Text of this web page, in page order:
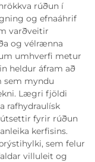
rúðun í
og efnaáhrif
varðveitir
og vélrænna
umhverfi metur
heldur áfram að
sem myndu
Lægri fjöldi
rafhydraulísk
fyrir rúðun
kerfisins.
sem felur
villuleit og